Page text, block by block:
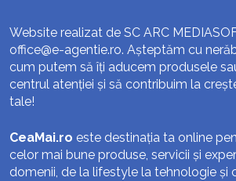
Website realizat de SC ARC
office@e-agentie.ro. Așteptăm cu
cum putem să îți aducem produsele
centrul atenției și să contribuim la
tale!
CeaMai.ro este destinația ta online
celor mai bune produse, servicii și
domenii, de la lifestyle la tehnologie și